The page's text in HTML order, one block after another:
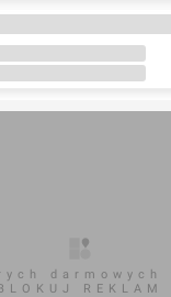
darmowych
REKLAM